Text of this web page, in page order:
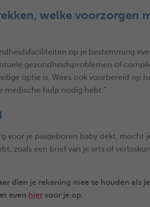
welke voorzorgen
op je bestemming
gezondheidsproblemen of
optie is. Wees ook voorbereid op
medische hulp nodig hebt.”
voor je pasgeboren baby dekt, mocht
zoals een brief van je arts of
dien je rekening mee te houden als
even hier voor je op.